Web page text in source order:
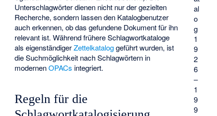
al
o
g
1
9
2
6
–
1
9
9
Unterschlagwörter dienen nicht nur der gezielten
Recherche, sondern lassen den Katalogbenutzer
auch erkennen, ob das gefundene Dokument für ihn
relevant ist. Während frühere Schlagwortkataloge
als eigenständigerZettelkataloggeführt wurden, ist
die Suchmöglichkeit nach Schlagwörtern in
modernenOPACs integriert.
Regeln für die